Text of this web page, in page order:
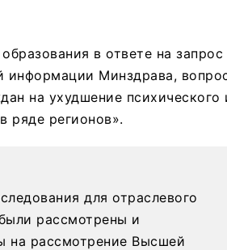
в ответе на запрос
информации Минздрава,
на ухудшение психического
ряде регионов».
для отраслевого
рассмотрены и
на рассмотрение Высшей